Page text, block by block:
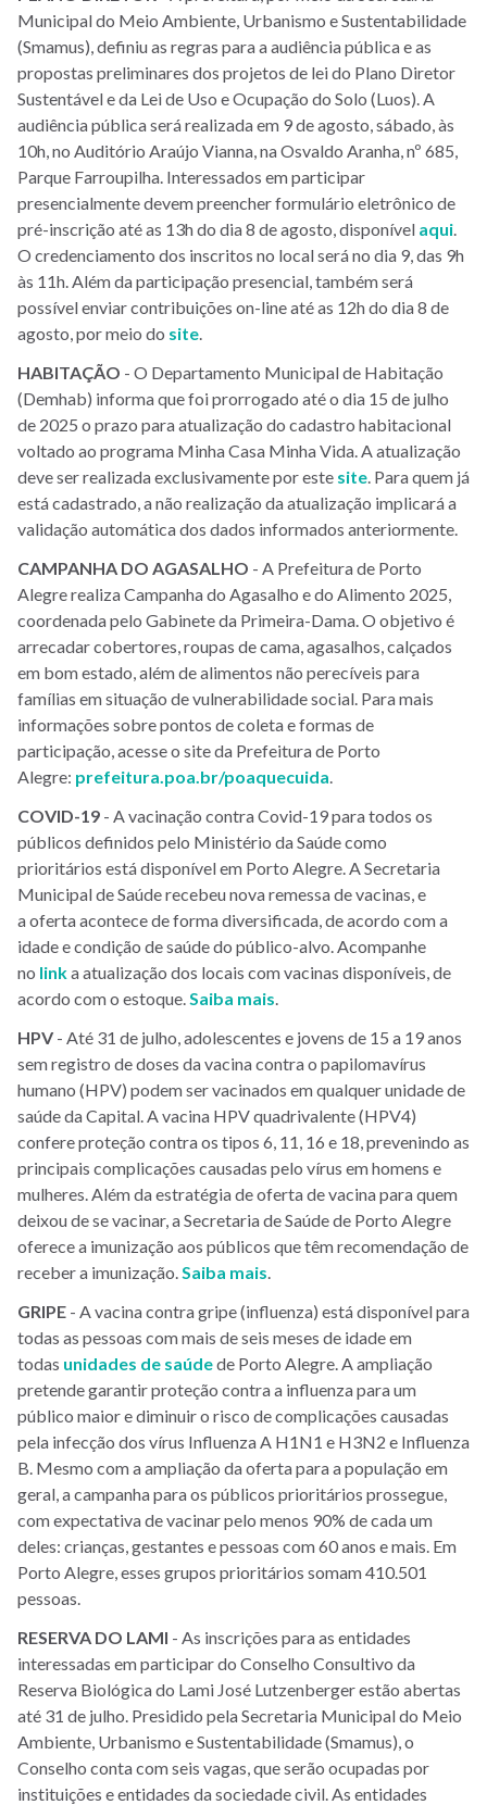
Municipal do Meio Ambiente, Urbanismo e Sustentabilidade
(Smamus), definiu as regras para a audiência pública e as
propostas preliminares dos projetos de lei do Plano Diretor
Sustentável e da Lei de Uso e Ocupação do Solo (Luos). A
audiência pública será realizada em 9 de agosto, sábado, às
10h, no Auditório Araújo Vianna, na Osvaldo Aranha, nº 685,
Parque Farroupilha. Interessados em participar
presencialmente devem preencher formulário eletrônico de
pré-inscrição até as 13h do dia 8 de agosto, disponível aqui
O credenciamento dos inscritos no local será no dia 9, das 9h
às 11h. Além da participação presencial, também será
possível enviar contribuições on-line até as 12h do dia 8 de
agosto, por meio do site
HABITAÇÃO - O Departamento Municipal de Habitação
(Demhab) informa que foi prorrogado até o dia 15 de julho
de 2025 o prazo para atualização do cadastro habitacional
voltado ao programa Minha Casa Minha Vida. A atualização
deve ser realizada exclusivamente por este site . Para quem já
está cadastrado, a não realização da atualização implicará a
validação automática dos dados informados anteriormente.
CAMPANHA DO AGASALHO - A Prefeitura de Porto
Alegre realiza Campanha do Agasalho e do Alimento 2025,
coordenada pelo Gabinete da Primeira-Dama. O objetivo é
arrecadar cobertores, roupas de cama, agasalhos, calçados
em bom estado, além de alimentos não perecíveis para
famílias em situação de vulnerabilidade social. Para mais
informações sobre pontos de coleta e formas de
participação, acesse o site da Prefeitura de Porto
Alegre: prefeitura.poa.br/poaquecuida
COVID-19 - A vacinação contra Covid-19 para todos os
públicos definidos pelo Ministério da Saúde como
prioritários está disponível em Porto Alegre. A Secretaria
Municipal de Saúde recebeu nova remessa de vacinas, e
a oferta acontece de forma diversificada, de acordo com a
idade e condição de saúde do público-alvo. Acompanhe
no linka atualização dos locais com vacinas disponíveis, de
acordo com o estoque. Saiba mais
HPV - Até 31 de julho, adolescentes e jovens de 15 a 19 anos
sem registro de doses da vacina contra o papilomavírus
humano (HPV) podem ser vacinados em qualquer unidade de
saúde da Capital. A vacina HPV quadrivalente (HPV4)
confere proteção contra os tipos 6, 11, 16 e 18, prevenindo as
principais complicações causadas pelo vírus em homens e
mulheres. Além da estratégia de oferta de vacina para quem
deixou de se vacinar, a Secretaria de Saúde de Porto Alegre
oferece a imunização aos públicos que têm recomendação de
receber a imunização. Saiba mais
GRIPE - A vacina contra gripe (influenza) está disponível para
todas as pessoas com mais de seis meses de idade em
todas unidades de saúdede Porto Alegre. A ampliação
pretende garantir proteção contra a influenza para um
público maior e diminuir o risco de complicações causadas
pela infecção dos vírus Influenza A H1N1 e H3N2 e Influenza
B. Mesmo com a ampliação da oferta para a população em
geral, a campanha para os públicos prioritários prossegue,
com expectativa de vacinar pelo menos 90% de cada um
deles: crianças, gestantes e pessoas com 60 anos e mais. Em
Porto Alegre, esses grupos prioritários somam 410.501
pessoas.
RESERVA DO LAMI - As inscrições para as entidades
interessadas em participar do Conselho Consultivo da
Reserva Biológica do Lami José Lutzenberger estão abertas
até 31 de julho. Presidido pela Secretaria Municipal do Meio
Ambiente, Urbanismo e Sustentabilidade (Smamus), o
Conselho conta com seis vagas, que serão ocupadas por
instituições e entidades da sociedade civil. As entidades